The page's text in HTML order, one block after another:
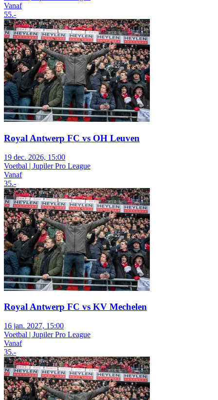
Vanaf
55.-
Royal Antwerp FC vs OH Leuven
19 dec. 2026, 15:00
Voetbal | Jupiler Pro League
Vanaf
35.-
Royal Antwerp FC vs KV Mechelen
16 jan. 2027, 15:00
Voetbal | Jupiler Pro League
Vanaf
35.-